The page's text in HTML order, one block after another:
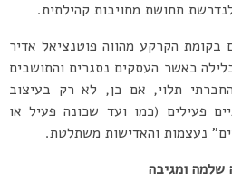
תחושת מחויבות קהילתית.
בקומת הקרקע מהווה פוטנציאל אדיר
כאשר העסקים נסגרים והתושבים
תלוי, אם כן, לא רק בעיצוב
פעילים (כמו ועד שכונה פעיל או
נעצמות והאדישות משתלטת.
שלמה ומגיבה